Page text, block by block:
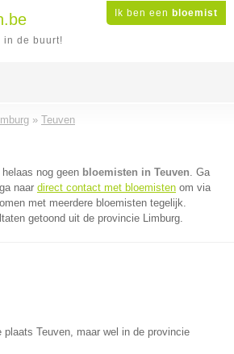
Ik ben een bloemist
in de buurt!
» Teuven
nog geen bloemisten in Teuven. Ga
naar direct contact met bloemisten om via
met meerdere bloemisten tegelijk.
getoond uit de provincie Limburg.
plaats Teuven, maar wel in de provincie